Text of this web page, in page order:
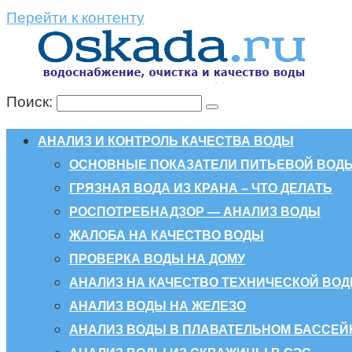
Перейти к контенту
Поиск:
АНАЛИЗ И КОНТРОЛЬ КАЧЕСТВА ВОДЫ
ОСНОВНЫЕ ПОКАЗАТЕЛИ ПИТЬЕВОЙ ВОДЫ
ГРЯЗНАЯ ВОДА ИЗ КРАНА – ЧТО ДЕЛАТЬ
РОСПОТРЕБНАДЗОР — АНАЛИЗ ВОДЫ
ЖАЛОБА НА КАЧЕСТВО ВОДЫ
ПРОВЕРКА ВОДЫ НА ДОМУ
АНАЛИЗ НА КАЧЕСТВО ТЕХНИЧЕСКОЙ
АНАЛИЗ ВОДЫ НА ЖЕЛЕЗО
АНАЛИЗ ВОДЫ В ПЛАВАТЕЛЬНОМ